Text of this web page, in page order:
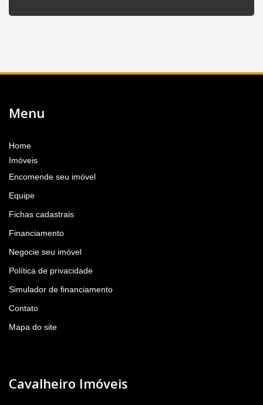
Menu
Home
Imóveis
Encomende seu imóvel
Equipe
Fichas cadastrais
Financiamento
Negocie seu imóvel
Política de privacidade
Simulador de financiamento
Contato
Mapa do site
Cavalheiro Imóveis